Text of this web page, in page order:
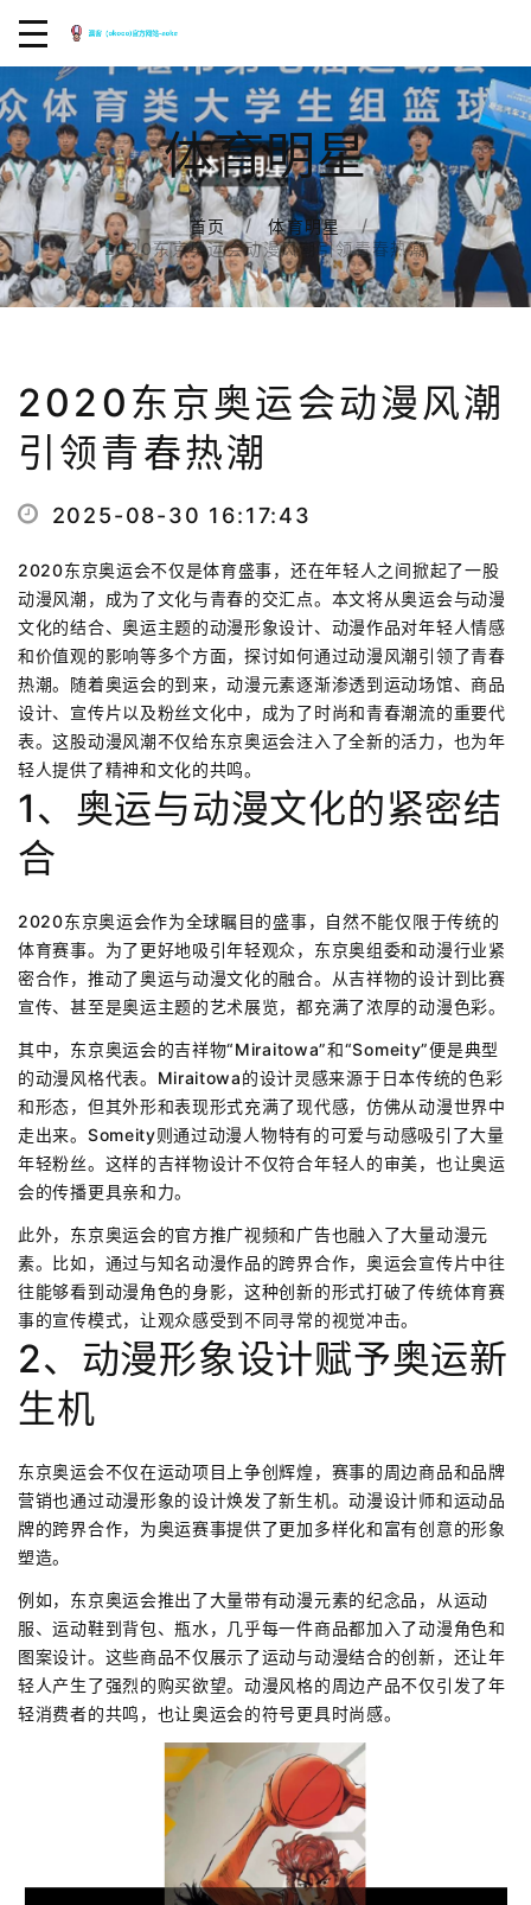
体育明星
首页
体育明星
2020东京奥运会动漫风潮引领青春热潮
2020东京奥运会动漫风潮
引领青春热潮
2025-08-30 16:17:43
2020东京奥运会不仅是体育盛事，还在年轻人之间掀起了一股
动漫风潮，成为了文化与青春的交汇点。本文将从奥运会与动漫
文化的结合、奥运主题的动漫形象设计、动漫作品对年轻人情感
和价值观的影响等多个方面，探讨如何通过动漫风潮引领了青春
热潮。随着奥运会的到来，动漫元素逐渐渗透到运动场馆、商品
设计、宣传片以及粉丝文化中，成为了时尚和青春潮流的重要代
表。这股动漫风潮不仅给东京奥运会注入了全新的活力，也为年
轻人提供了精神和文化的共鸣。
1、奥运与动漫文化的紧密结
合
2020东京奥运会作为全球瞩目的盛事，自然不能仅限于传统的
体育赛事。为了更好地吸引年轻观众，东京奥组委和动漫行业紧
密合作，推动了奥运与动漫文化的融合。从吉祥物的设计到比赛
宣传、甚至是奥运主题的艺术展览，都充满了浓厚的动漫色彩。
其中，东京奥运会的吉祥物“Miraitowa”和“Someity”便是典型
的动漫风格代表。Miraitowa的设计灵感来源于日本传统的色彩
和形态，但其外形和表现形式充满了现代感，仿佛从动漫世界中
走出来。Someity则通过动漫人物特有的可爱与动感吸引了大量
年轻粉丝。这样的吉祥物设计不仅符合年轻人的审美，也让奥运
会的传播更具亲和力。
此外，东京奥运会的官方推广视频和广告也融入了大量动漫元
素。比如，通过与知名动漫作品的跨界合作，奥运会宣传片中往
往能够看到动漫角色的身影，这种创新的形式打破了传统体育赛
事的宣传模式，让观众感受到不同寻常的视觉冲击。
2、动漫形象设计赋予奥运新
生机
东京奥运会不仅在运动项目上争创辉煌，赛事的周边商品和品牌
营销也通过动漫形象的设计焕发了新生机。动漫设计师和运动品
牌的跨界合作，为奥运赛事提供了更加多样化和富有创意的形象
塑造。
例如，东京奥运会推出了大量带有动漫元素的纪念品，从运动
服、运动鞋到背包、瓶水，几乎每一件商品都加入了动漫角色和
图案设计。这些商品不仅展示了运动与动漫结合的创新，还让年
轻人产生了强烈的购买欲望。动漫风格的周边产品不仅引发了年
轻消费者的共鸣，也让奥运会的符号更具时尚感。